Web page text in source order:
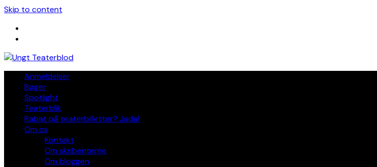
Skip to content
Anmeldelser
Bøger
Spotlight
Teaterblik
Rabat på teaterbilletter? Jada!
Om os
Kontakt
Om skribenterne
Om bloggen